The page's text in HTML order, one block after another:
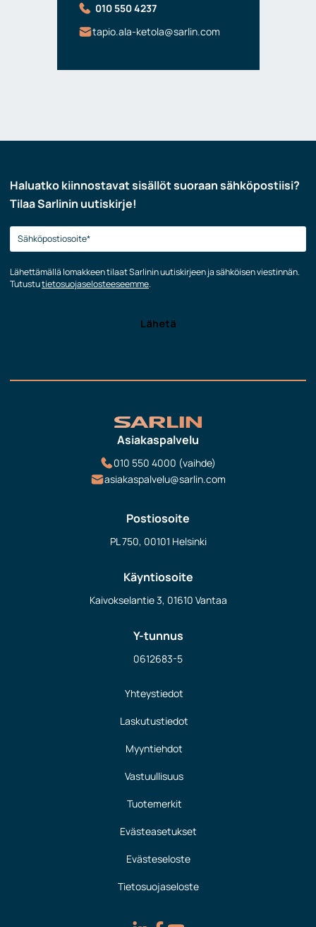
010 550 4237
tapio.ala-ketola@sarlin.com
Haluatko kiinnostavat sisällöt suoraan sähköpostiisi?
Tilaa Sarlinin uutiskirje!
Lähettämällä lomakkeen tilaat Sarlinin uutiskirjeen ja sähköisen viestinnän.
Tutustutietosuojaselosteeseemme.
Asiakaspalvelu
010 550 4000 (vaihde)
asiakaspalvelu@sarlin.com
Postiosoite
PL 750, 00101 Helsinki
Käyntiosoite
Kaivokselantie 3, 01610 Vantaa
Y-tunnus
0612683-5
Yhteystiedot
Laskutustiedot
Myyntiehdot
Vastuullisuus
Tuotemerkit
Evästeasetukset
Evästeseloste
Tietosuojaseloste